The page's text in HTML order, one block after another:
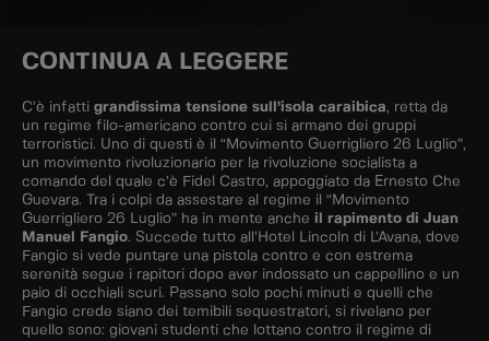
CONTINUA A LEGGERE
C’è infatti grandissima tensione sull’isola caraibica, retta da
un regime filo-americano contro cui si armano dei gruppi
terroristici. Uno di questi è il “Movimento Guerrigliero 26 Luglio”,
un movimento rivoluzionario per la rivoluzione socialista a
comando del quale c’è Fidel Castro, appoggiato da Ernesto Che
Guevara. Tra i colpi da assestare al regime il “Movimento
Guerrigliero 26 Luglio” ha in mente anche il rapimento di Juan
Manuel Fangio. Succede tutto all’Hotel Lincoln di L’Avana, dove
Fangio si vede puntare una pistola contro e con estrema
serenità segue i rapitori dopo aver indossato un cappellino e un
paio di occhiali scuri. Passano solo pochi minuti e quelli che
Fangio crede siano dei temibili sequestratori, si rivelano per
quello sono: giovani studenti che lottano contro il regime di